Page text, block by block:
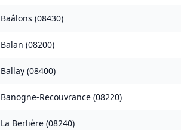
Baâlons (08430)
Balan (08200)
Ballay (08400)
Banogne-Recouvrance (08220)
La Berlière (08240)